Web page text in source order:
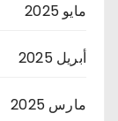
مايو 2025
أبريل 2025
مارس 2025